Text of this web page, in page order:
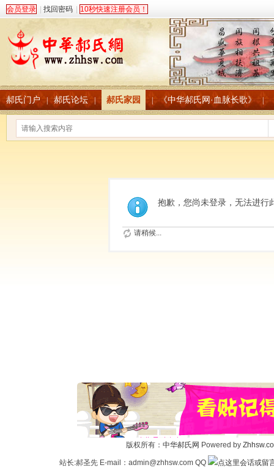
会员登录 找回密码 10秒快速注册会员！
郝氏门户 | 郝氏论坛 | 郝氏家园 《中华郝氏网·血脉长歌》
抱歉，您尚未登录，无法进行
请稍候...
版权所有： 中华郝氏网 Powered by
站长:郝圣先 E-mail：admin@zhhsw.com QQ